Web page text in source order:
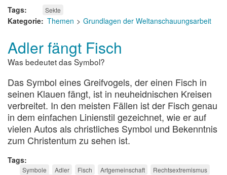
Tags Sekte
Kategorie Themen Grundlagen der Weltanschauungsarbeit
Adler fängt Fisch
Was bedeutet das Symbol?
Das Symbol eines Greifvogels, der einen Fisch in
seinen Klauen fängt, ist in neuheidnischen Kreisen
verbreitet. In den meisten Fällen ist der Fisch genau
in dem einfachen Linienstil gezeichnet, wie er auf
vielen Autos als christliches Symbol und Bekenntnis
zum Christentum zu sehen ist.
Tags
Symbole Adler Fisch Artgemeinschaft
Rechtsextremismus